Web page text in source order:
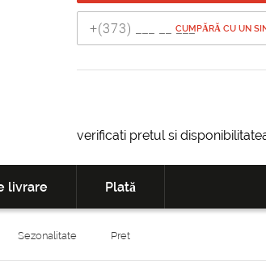
CUMPĂRĂ CU UN
verificati pretul si
livrare Plată
Sezonalitate Pret